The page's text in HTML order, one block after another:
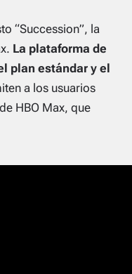
“Succession”, la
La plataforma de
plan estándar y el
a los usuarios
HBO Max, que